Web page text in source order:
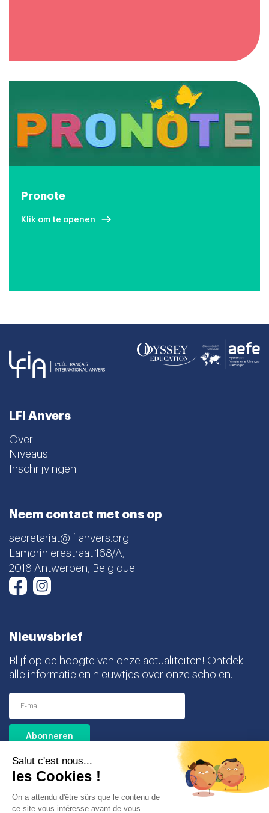
Pronote
Klik om te openen
LFI Anvers
Over
Niveaus
Inschrijvingen
Neem contact met ons op
secretariat@lfianvers.org
Lamorinierestraat 168/A,
2018 Antwerpen, Belgique
FacebookInstagram
Nieuwsbrief
Blijf op de hoogte van onze actualiteiten! Ontdek
alle informatie en nieuwtjes over onze scholen.
Ik ga akkoord met het ontvangen van deze
nieuwsbrief en begrijp dat ik mij op elk moment
gemakkelijk kan uitschrijven.